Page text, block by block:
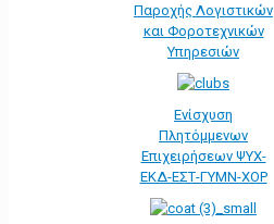
Παροχής Λογιστικών
και Φοροτεχνικών
Υπηρεσιών
Ενίσχυση
Πλητόμμενων
Επιχειρήσεων ΨΥΧ-
ΕΚΔ-ΕΣΤ-ΓΥΜΝ-ΧΟΡ